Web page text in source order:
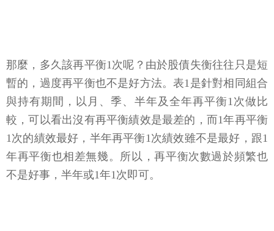
那麼，多久該再平衡1次呢？由於股債失衡往往只是短
暫的，過度再平衡也不是好方法。表1是針對相同組合
與持有期間，以月、季、半年及全年再平衡1次做比
較，可以看出沒有再平衡績效是最差的，而1年再平衡
1次的績效最好，半年再平衡1次績效雖不是最好，跟1
年再平衡也相差無幾。所以，再平衡次數過於頻繁也
不是好事，半年或1年1次即可。